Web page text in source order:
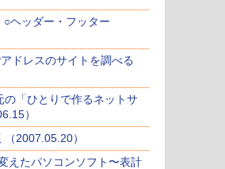
ヘッダー・フッター
ドレスのサイトを調べる
「ひとりで作るネットサ
）
2007.05.20）
えたパソコンソフト〜表計